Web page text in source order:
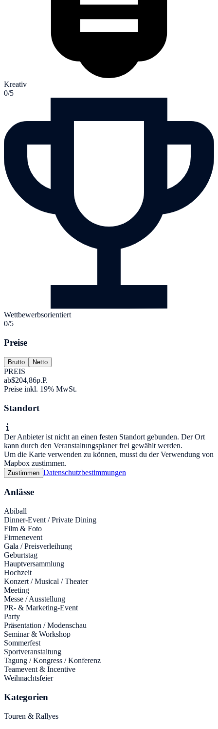
Kreativ
0/5
Wettbewerbsorientiert
0/5
Preise
Brutto Netto
PREIS
ab$204,86p.P.
Preise inkl. 19% MwSt.
Standort
Der Anbieter ist nicht an einen festen Standort gebunden. Der Ort
kann durch den Veranstaltungsplaner frei gewählt werden.
Um die Karte verwenden zu können, musst du der Verwendung von
Mapbox zustimmen.
Zustimmen Datenschutzbestimmungen
Anlässe
Abiball
Dinner-Event / Private Dining
Film & Foto
Firmenevent
Gala / Preisverleihung
Geburtstag
Hauptversammlung
Hochzeit
Konzert / Musical / Theater
Meeting
Messe / Ausstellung
PR- & Marketing-Event
Party
Präsentation / Modenschau
Seminar & Workshop
Sommerfest
Sportveranstaltung
Tagung / Kongress / Konferenz
Teamevent & Incentive
Weihnachtsfeier
Kategorien
Touren & Rallyes